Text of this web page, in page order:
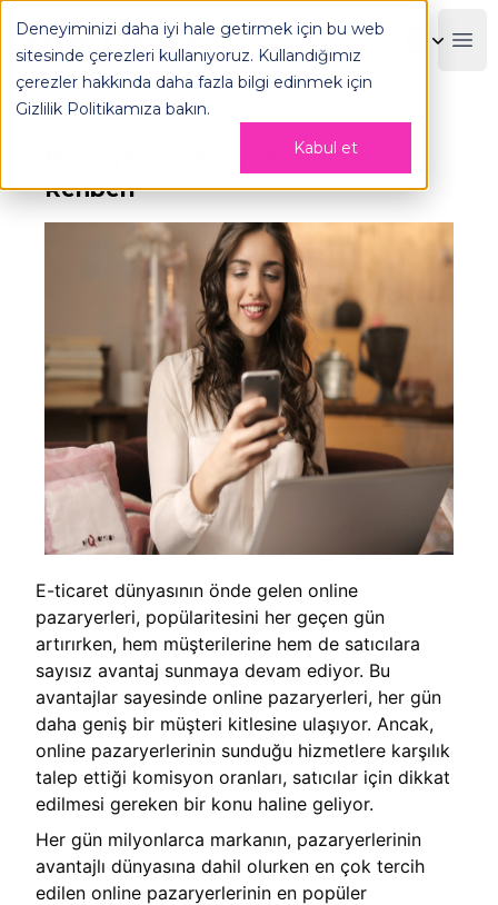
Deneyiminizi daha iyi hale getirmek için bu web
sitesinde çerezleri kullanıyoruz. Kullandığımız
çerezler hakkında daha fazla bilgi edinmek için
Gizlilik Politikamıza bakın.
Kabul et
OPLOG
Pazaryeri Komisyon Oranları
Rehberi
E-ticaret dünyasının önde gelen online
pazaryerleri, popülaritesini her geçen gün
artırırken, hem müşterilerine hem de satıcılara
sayısız avantaj sunmaya devam ediyor. Bu
avantajlar sayesinde online pazaryerleri, her gün
daha geniş bir müşteri kitlesine ulaşıyor. Ancak,
online pazaryerlerinin sunduğu hizmetlere karşılık
talep ettiği komisyon oranları, satıcılar için dikkat
edilmesi gereken bir konu haline geliyor.
Her gün milyonlarca markanın, pazaryerlerinin
avantajlı dünyasına dahil olurken en çok tercih
edilen online pazaryerlerinin en popüler